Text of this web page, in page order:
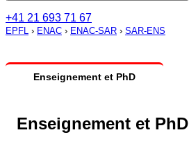
+41 21 693 71 67
EPFL › ENAC › ENAC-SAR › SAR-ENS
Enseignement et PhD
Enseignement et PhD